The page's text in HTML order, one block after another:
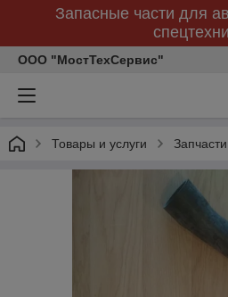
Запасные части для
ООО "МостТехСервис"
Товары и услуги